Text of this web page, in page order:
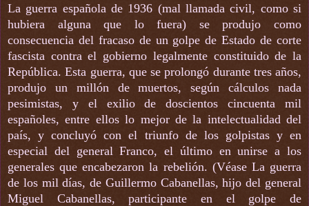
La guerra española de 1936 (mal llamada civil, como si
hubiera alguna que lo fuera) se produjo como
consecuencia del fracaso de un golpe de Estado de corte
fascista contra el gobierno legalmente constituido de la
República. Esta guerra, que se prolongó durante tres años,
produjo un millón de muertos, según cálculos nada
pesimistas, y el exilio de doscientos cincuenta mil
españoles, entre ellos lo mejor de la intelectualidad del
país, y concluyó con el triunfo de los golpistas y en
especial del general Franco, el último en unirse a los
generales que encabezaron la rebelión. (Véase La guerra
de los mil días, de Guillermo Cabanellas, hijo del general
Miguel Cabanellas, participante en el golpe de